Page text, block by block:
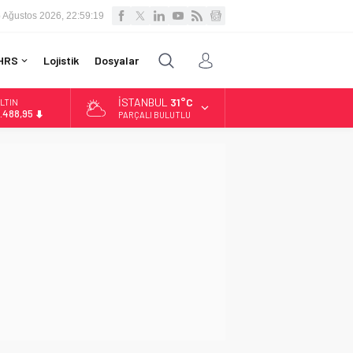
Ağustos 2026, 22:59:20
Lojistik Dosyalar
İSTANBUL 31°C
PARÇALI BULUTLU